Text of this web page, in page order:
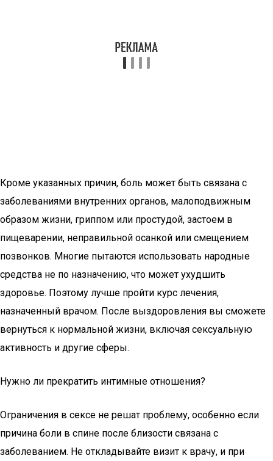
Кроме указанных причин, боль может быть связана с
заболеваниями внутренних органов, малоподвижным
образом жизни, гриппом или простудой, застоем в
пищеварении, неправильной осанкой или смещением
позвонков. Многие пытаются использовать народные
средства не по назначению, что может ухудшить
здоровье. Поэтому лучше пройти курс лечения,
назначенный врачом. После выздоровления вы сможете
вернуться к нормальной жизни, включая сексуальную
активность и другие сферы.
Нужно ли прекратить интимные отношения?
Ограничения в сексе не решат проблему, особенно если
причина боли в спине после близости связана с
заболеванием. Не откладывайте визит к врачу, и при